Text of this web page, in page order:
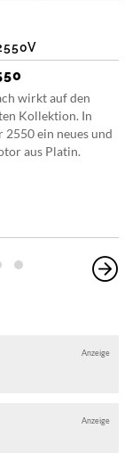
wirkt auf den
Kollektion. In
ein neues und
aus Platin.
Anzeige
Anzeige